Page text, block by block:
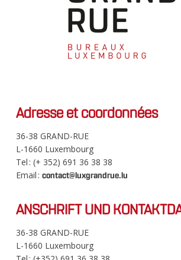
Adresse et coordonnées
36-38 GRAND-RUE
L-1660 Luxembourg
Tel : (+ 352) 691 36 38 38
Email : contact@luxgrandrue.lu
ANSCHRIFT UND
36-38 GRAND-RUE
L-1660 Luxembourg